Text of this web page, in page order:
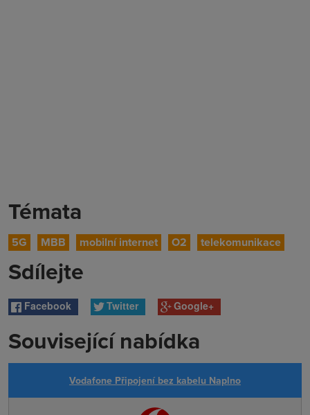
Témata
5G MBB mobilní internet O2 telekomunikace
Sdílejte
Facebook Twitter Google+
Související nabídka
Vodafone Připojení bez kabelu Naplno